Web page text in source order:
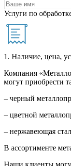
Услуги по
1. Наличие, цена,
Компания
могут приобрести
– черный
– цветной
– нержавеющая
В ассортименте